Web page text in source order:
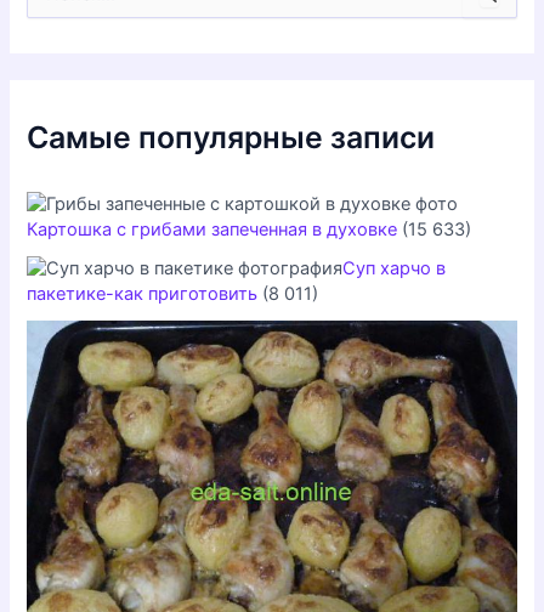
Самые популярные записи
Картошка с грибами запеченная в духовке (15 633)
Суп харчо в
пакетике-как приготовить (8 011)